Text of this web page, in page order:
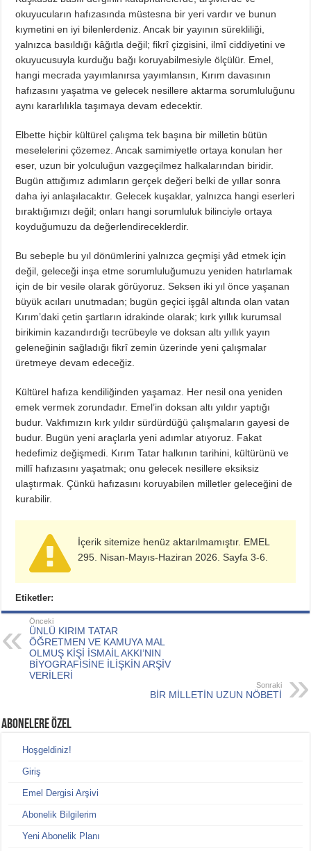
okuyucuların hafızasında müstesna bir yeri vardır ve bunun
kıymetini en iyi bilenlerdeniz. Ancak bir yayının sürekliliği,
yalnızca basıldığı kâğıtla değil; fikrî çizgisini, ilmî ciddiyetini ve
okuyucusuyla kurduğu bağı koruyabilmesiyle ölçülür. Emel,
hangi mecrada yayımlanırsa yayımlansın, Kırım davasının
hafızasını yaşatma ve gelecek nesillere aktarma sorumluluğunu
aynı kararlılıkla taşımaya devam edecektir.
Elbette hiçbir kültürel çalışma tek başına bir milletin bütün
meselelerini çözemez. Ancak samimiyetle ortaya konulan her
eser, uzun bir yolculuğun vazgeçilmez halkalarından biridir.
Bugün attığımız adımların gerçek değeri belki de yıllar sonra
daha iyi anlaşılacaktır. Gelecek kuşaklar, yalnızca hangi eserleri
bıraktığımızı değil; onları hangi sorumluluk bilinciyle ortaya
koyduğumuzu da değerlendireceklerdir.
Bu sebeple bu yıl dönümlerini yalnızca geçmişi yâd etmek için
değil, geleceği inşa etme sorumluluğumuzu yeniden hatırlamak
için de bir vesile olarak görüyoruz. Seksen iki yıl önce yaşanan
büyük acıları unutmadan; bugün geçici işgâl altında olan vatan
Kırım’daki çetin şartların idrakinde olarak; kırk yıllık kurumsal
birikimin kazandırdığı tecrübeyle ve doksan altı yıllık yayın
geleneğinin sağladığı fikrî zemin üzerinde yeni çalışmalar
üretmeye devam edeceğiz.
Kültürel hafıza kendiliğinden yaşamaz. Her nesil ona yeniden
emek vermek zorundadır. Emel’in doksan altı yıldır yaptığı
budur. Vakfımızın kırk yıldır sürdürdüğü çalışmaların gayesi de
budur. Bugün yeni araçlarla yeni adımlar atıyoruz. Fakat
hedefimiz değişmedi. Kırım Tatar halkının tarihini, kültürünü ve
millî hafızasını yaşatmak; onu gelecek nesillere eksiksiz
ulaştırmak. Çünkü hafızasını koruyabilen milletler geleceğini de
kurabilir.
İçerik sitemize henüz aktarılmamıştır. EMEL
295. Nisan-Mayıs-Haziran 2026. Sayfa 3-6.
Etiketler:
Önceki
ÜNLÜ KIRIM TATAR
ÖĞRETMEN VE KAMUYA MAL
OLMUŞ KİŞİ İSMAİL AKKI’NIN
BİYOGRAFİSİNE İLİŞKİN ARŞİV
VERİLERİ
Sonraki
BİR MİLLETİN UZUN NÖBETİ
ABONELERE ÖZEL
Hoşgeldiniz!
Giriş
Emel Dergisi Arşivi
Abonelik Bilgilerim
Yeni Abonelik Planı